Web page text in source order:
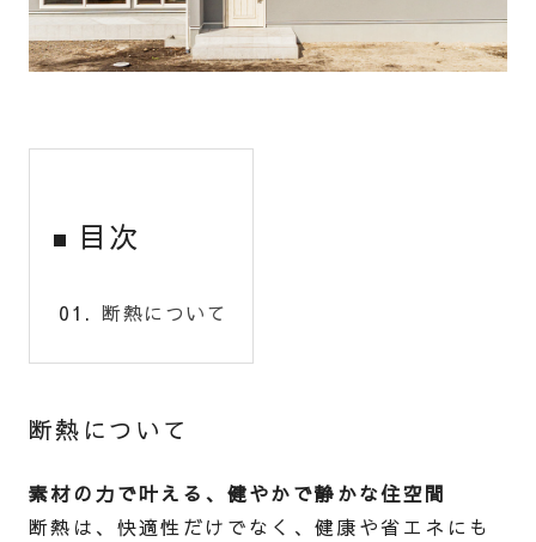
目次
断熱について
断熱について
素材の力で叶える、健やかで静かな住空間
断熱は、快適性だけでなく、健康や省エネにも